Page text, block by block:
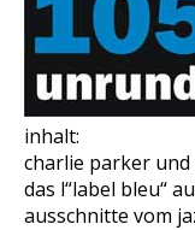
inhalt:
charlie parker
das l“label bleu“
ausschnitte vom